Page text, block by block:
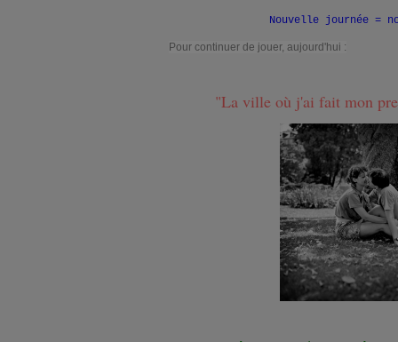
Nouvelle journée =
Pour continuer de jouer, aujourd'hui :
"La ville où j'ai fait mon